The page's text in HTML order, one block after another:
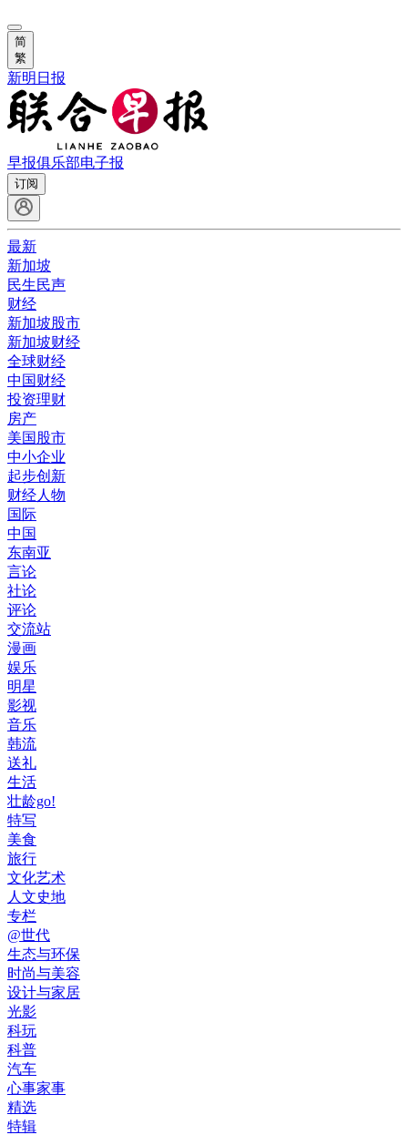
简
繁
新明日报
早报俱乐部电子报
订阅
最新
新加坡
民生民声
财经
新加坡股市
新加坡财经
全球财经
中国财经
投资理财
房产
美国股市
中小企业
起步创新
财经人物
国际
中国
东南亚
言论
社论
评论
交流站
漫画
娱乐
明星
影视
音乐
韩流
送礼
生活
壮龄go!
特写
美食
旅行
文化艺术
人文史地
专栏
@世代
生态与环保
时尚与美容
设计与家居
光影
科玩
科普
汽车
心事家事
精选
特辑